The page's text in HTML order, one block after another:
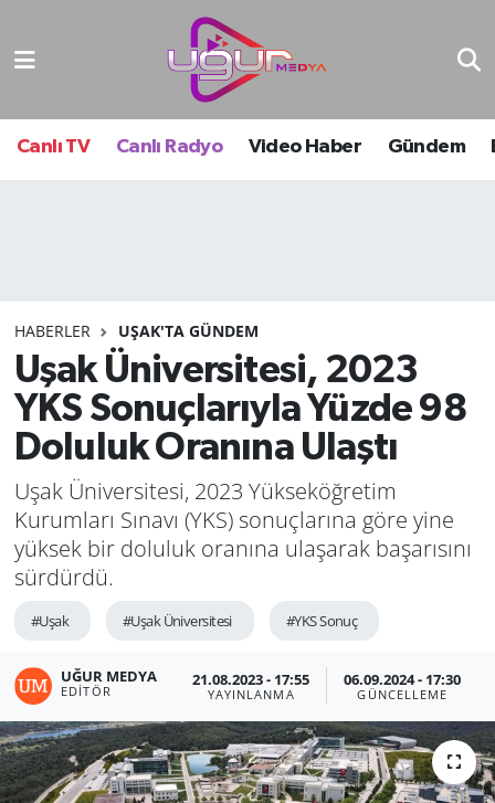
Canlı TV Canlı Radyo Video Haber Gündem
HABERLER UŞAK'TA GÜNDEM
Uşak Üniversitesi, 2023
YKS Sonuçlarıyla Yüzde 98
Doluluk Oranına Ulaştı
Uşak Üniversitesi, 2023 Yükseköğretim
Kurumları Sınavı (YKS) sonuçlarına göre yine
yüksek bir doluluk oranına ulaşarak başarısını
sürdürdü.
#Uşak #Uşak Üniversitesi #YKS Sonuç
UĞUR MEDYA
EDITÖR
21.08.2023 - 17:55
YAYINLANMA
06.09.2024 - 17:30
GÜNCELLEME
Nöbetçi Eczaneler
Hava Durumu
Tüm Manşetler
Son Dakika Haberleri
Haber Arşivi